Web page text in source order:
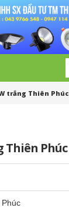
trắng Thiên Phúc
Thiên Phúc